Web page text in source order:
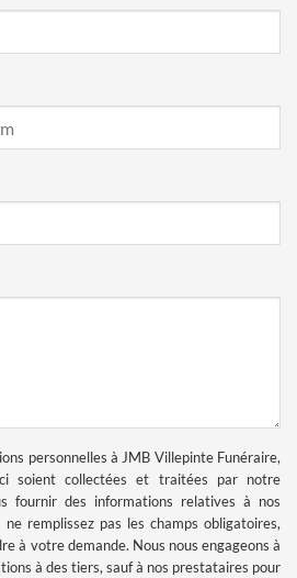
personnelles à JMB Villepinte Funéraire,
soient collectées et traitées par notre
fournir des informations relatives à nos
remplissez pas les champs obligatoires,
à votre demande. Nous nous engageons à
à des tiers, sauf à nos prestataires pour